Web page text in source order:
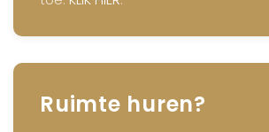
Ruimte huren?